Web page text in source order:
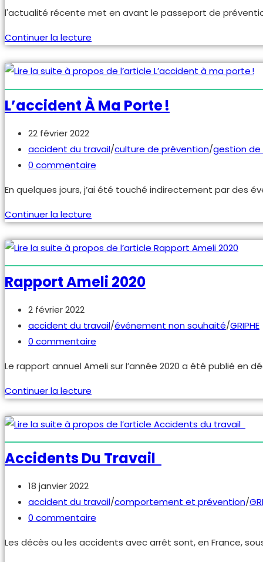
et
la
publication :
l'actualité récente met en avant le passeport de
Continuer la lecture
Passeport
et
état
accidents
2019
L’accident À Ma Porte !
Publication
publiée :
22 février 2022
Post
category:
accident du travail/culture de prévention/gestion de
Commentaires
la
publication :
0 commentaire
En quelques jours, j’ai été touché indirectement par des
Continuer la lecture
à
ma
Rapport Ameli 2020
Publication
publiée :
2 février 2022
Post
category:
accident du travail/événement non souhaité/GRIPHE
Commentaires
la
publication :
0 commentaire
Le rapport annuel Ameli sur l’année 2020 a été publié en
Continuer la lecture
Ameli
2020
Accidents Du Travail
Publication
publiée :
18 janvier 2022
Post
category:
accident du travail/comportement et prévention/
Commentaires
la
0 commentaire
Les décès ou les accidents avec arrêt sont, en France,